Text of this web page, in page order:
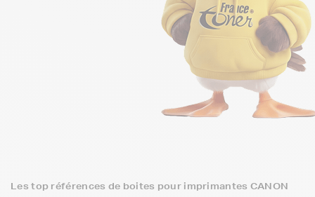
Les top références de boites pour imprimantes CANON